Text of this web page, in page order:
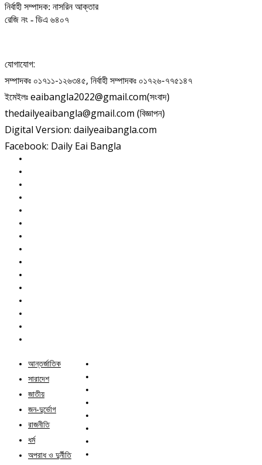
নির্বাহী সম্পাদক: নাসরিন আক্তার
রেজি নং - ডিএ ৬৪০৭
যোগাযোগ:
সম্পাদকঃ ০১৭১১-১২৬৩৪৫, নির্বাহী সম্পাদকঃ ০১৭২৬-৭৭৫১৪৭
ইমেইলঃ eaibangla2022@gmail.com(সংবাদ)
thedailyeaibangla@gmail.com (বিজ্ঞাপন)
Digital Version: dailyeaibangla.com
Facebook: Daily Eai Bangla
আন্তর্জাতিক
সারাদেশ
জাতীয়
জন-দুর্ভোগ
রাজনীতি
ধর্ম
অপরাধ ও দুর্নীতি